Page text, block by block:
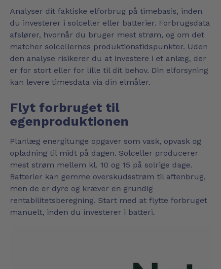
Analyser dit faktiske elforbrug på timebasis, inden
du investerer i solceller eller batterier. Forbrugsdata
afslører, hvornår du bruger mest strøm, og om det
matcher solcellernes produktionstidspunkter. Uden
den analyse risikerer du at investere i et anlæg, der
er for stort eller for lille til dit behov. Din elforsyning
kan levere timesdata via din elmåler.
Flyt forbruget til
egenproduktionen
Planlæg energitunge opgaver som vask, opvask og
opladning til midt på dagen. Solceller producerer
mest strøm mellem kl. 10 og 15 på solrige dage.
Batterier kan gemme overskudsstrøm til aftenbrug,
men de er dyre og kræver en grundig
rentabilitetsberegning. Start med at flytte forbruget
manuelt, inden du investerer i batteri.